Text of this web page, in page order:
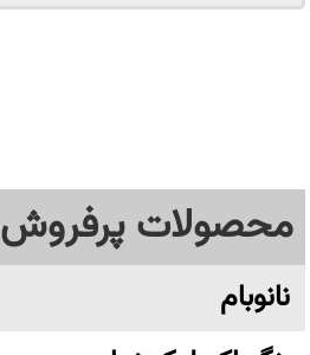
محصولات پرفروش
نانوبام